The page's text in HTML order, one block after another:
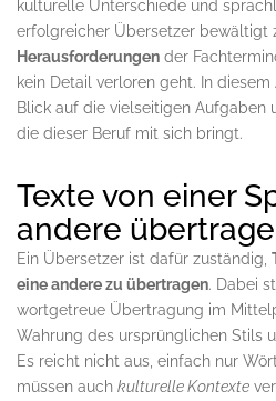
kulturelle Unterschiede und
erfolgreicher Übersetzer bewältigt
Herausforderungen der
kein Detail verloren geht. In
Blick auf die vielseitigen Aufgaben
die dieser Beruf mit sich bringt.
Texte von einer
andere
Ein Übersetzer ist dafür zuständig,
eine andere zu übertragen. Dabei
wortgetreue Übertragung im
Wahrung des ursprünglichen Stils
Es reicht nicht aus, einfach nur
müssen auch kulturelle Kontexte